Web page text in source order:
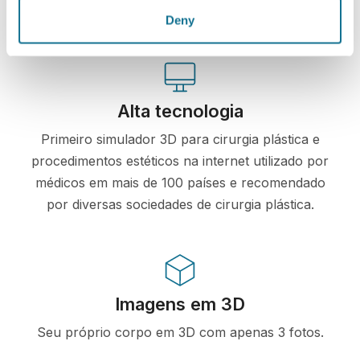
Deny
Alta tecnologia
Primeiro simulador 3D para cirurgia plástica e
procedimentos estéticos na internet utilizado por
médicos em mais de 100 países e recomendado
por diversas sociedades de cirurgia plástica.
Imagens em 3D
Seu próprio corpo em 3D com apenas 3 fotos.